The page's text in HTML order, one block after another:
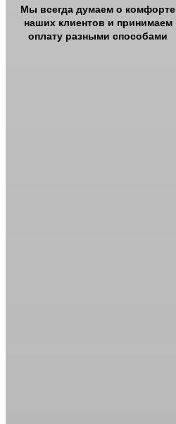
Мы всегда думаем о комфорте
наших клиентов и принимаем
оплату разными способами